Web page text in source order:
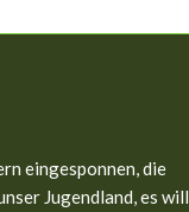
eingesponnen, die
Jugendland, es will